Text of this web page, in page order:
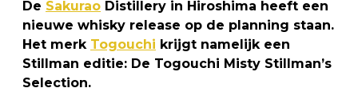
De Sakurao Distillery in Hiroshima heeft een
nieuwe whisky release op de planning staan.
Het merk Togouchi krijgt namelijk een
Stillman editie: De Togouchi Misty Stillman’s
Selection.